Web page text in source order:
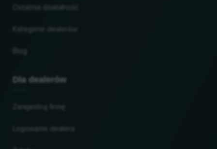
Dla dealerów
Zarejestruj firmę
Logowanie dealera